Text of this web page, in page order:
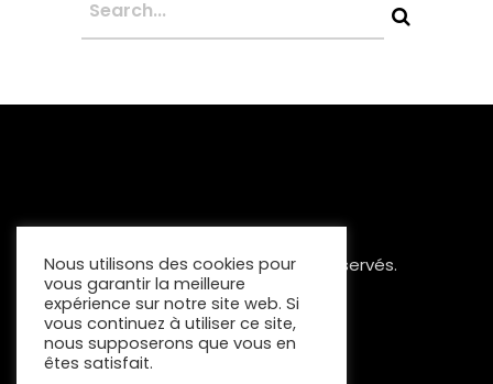
Copyright 2023 Tous Droits Réservés.
Mentions Légales
Nous utilisons des cookies pour
vous garantir la meilleure
expérience sur notre site web. Si
vous continuez à utiliser ce site,
nous supposerons que vous en
êtes satisfait.